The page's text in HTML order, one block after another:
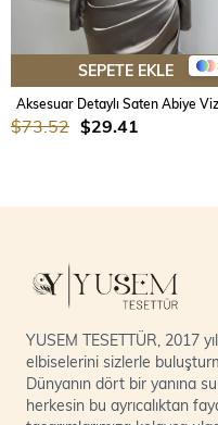
SEPETE EKLE
Aksesuar Detaylı Saten Abiye
$29.41
$73.52
YUSEM TESETTÜR, 2017
elbiselerini sizlerle
Dünyanın dört bir yanına
herkesin bu ayrıcalıktan